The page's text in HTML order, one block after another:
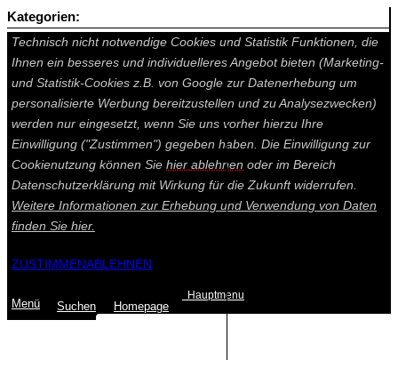
Auf dieser Seite werden technisch notwendige Cookies gesetzt.
Technisch nicht notwendige Cookies und Statistik Funktionen, die
Ihnen ein besseres und individuelleres Angebot bieten (Marketing-
und Statistik-Cookies z.B. von Google zur Datenerhebung um
personalisierte Werbung bereitzustellen und zu Analysezwecken)
werden nur eingesetzt, wenn Sie uns vorher hierzu Ihre
Einwilligung ("Zustimmen") gegeben haben. Die Einwilligung zur
Cookienutzung können Sie hier ablehnen oder im Bereich
Datenschutzerklärung mit Wirkung für die Zukunft widerrufen.
Weitere Informationen zur Erhebung und Verwendung von Daten
finden Sie hier.
ZUSTIMMENABLEHNEN
Menü Suchen Homepage
Hauptmenu
Kategorien: